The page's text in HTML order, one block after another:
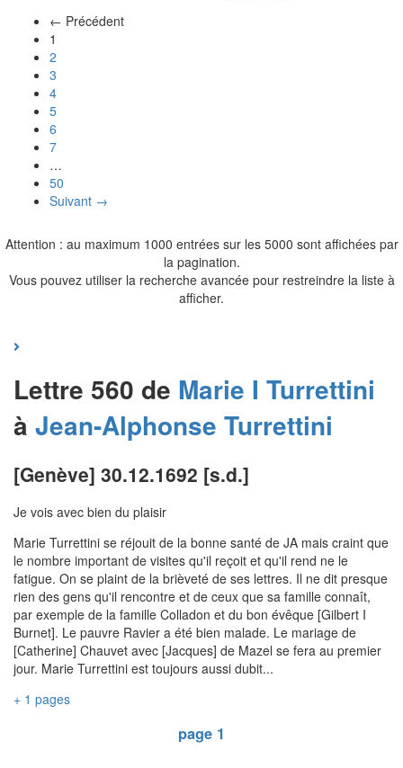
← Précédent
1
2
3
4
5
6
7
…
50
Suivant →
Attention : au maximum 1000 entrées sur les 5000 sont affichées par
la pagination.
Vous pouvez utiliser la recherche avancée pour restreindre la liste à
afficher.
Lettre 560 de Marie I Turrettini
à Jean-Alphonse Turrettini
[Genève] 30.12.1692 [s.d.]
Je vois avec bien du plaisir
Marie Turrettini se réjouit de la bonne santé de JA mais craint que
le nombre important de visites qu'il reçoit et qu'il rend ne le
fatigue. On se plaint de la brièveté de ses lettres. Il ne dit presque
rien des gens qu'il rencontre et de ceux que sa famille connaît,
par exemple de la famille Colladon et du bon évêque [Gilbert I
Burnet]. Le pauvre Ravier a été bien malade. Le mariage de
[Catherine] Chauvet avec [Jacques] de Mazel se fera au premier
jour. Marie Turrettini est toujours aussi dubit...
+ 1 pages
page 1